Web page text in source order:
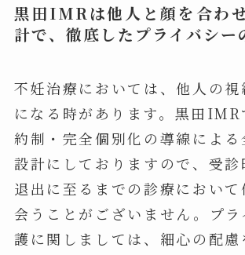
黒田IMRは他人と顔を合わ
計で、徹底したプライバシー
不妊治療においては、他人の
になる時があります。黒田IMR
約制・完全個別化の導線による
設計にしておりますので、受診
退出に至るまでの診療において
会うことがございません。プ
護に関しましては、細心の配慮